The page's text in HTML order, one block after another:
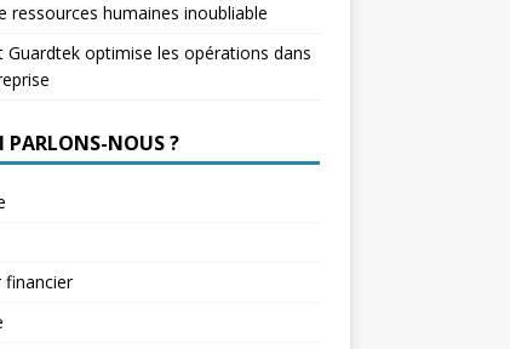
ressources humaines inoubliable
Guardtek optimise les opérations dans
PARLONS-NOUS ?
financier